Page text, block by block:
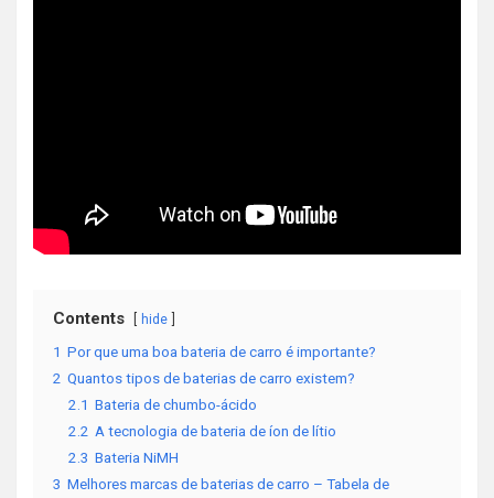
Contents hide
1 Por que uma boa bateria de carro é importante?
2 Quantos tipos de baterias de carro existem?
2.1 Bateria de chumbo-ácido
2.2 A tecnologia de bateria de íon de lítio
2.3 Bateria NiMH
3 Melhores marcas de baterias de carro – Tabela de